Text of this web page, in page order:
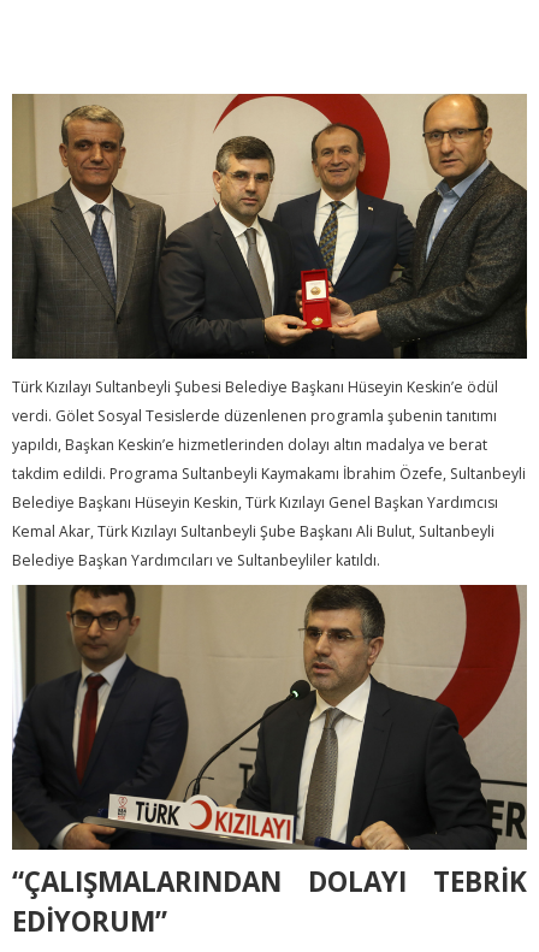
Türk Kızılayı Sultanbeyli Şubesi Belediye Başkanı Hüseyin Keskin’e ödül
verdi. Gölet Sosyal Tesislerde düzenlenen programla şubenin tanıtımı
yapıldı, Başkan Keskin’e hizmetlerinden dolayı altın madalya ve berat
takdim edildi. Programa Sultanbeyli Kaymakamı İbrahim Özefe, Sultanbeyli
Belediye Başkanı Hüseyin Keskin, Türk Kızılayı Genel Başkan Yardımcısı
Kemal Akar, Türk Kızılayı Sultanbeyli Şube Başkanı Ali Bulut, Sultanbeyli
Belediye Başkan Yardımcıları ve Sultanbeyliler katıldı.
“ÇALIŞMALARINDAN DOLAYI TEBRİK
EDİYORUM”